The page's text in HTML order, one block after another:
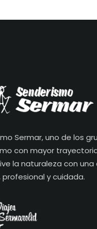
Sermar, uno de los
con mayor
la naturaleza con
profesional y cuidada.